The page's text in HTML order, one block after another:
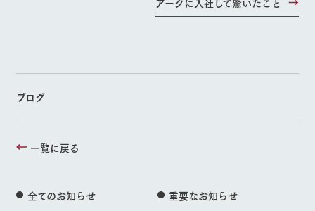
ブログ
一覧に戻る
全てのお知らせ
重要なお知らせ